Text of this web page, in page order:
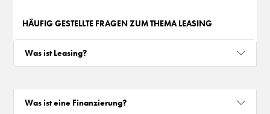
HÄUFIG GESTELLTE FRAGEN ZUM THEMA LEASING
Was ist Leasing?
Was ist eine Finanzierung?